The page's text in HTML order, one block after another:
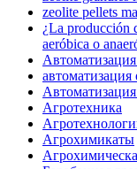
zeolite pellets
¿La producción
aeróbica o
автоматизация
Агротехника
Агрохимикаты